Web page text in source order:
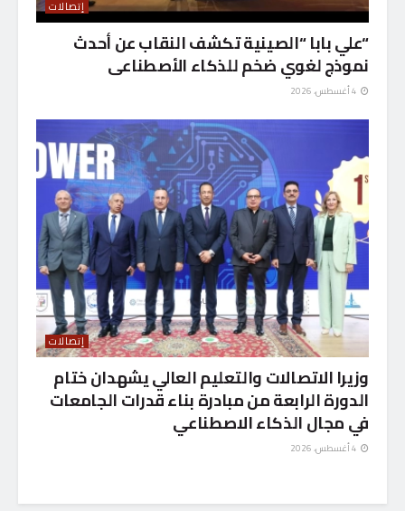
إتصالات
“علي بابا “الصينية تكشف النقاب عن أحدث
نموذج لغوي ضخم للذكاء الأصطناعى
إتصالات
وزيرا الاتصالات والتعليم العالي يشهدان ختام
الدورة الرابعة من مبادرة بناء قدرات الجامعات
في مجال الذكاء الاصطناعي